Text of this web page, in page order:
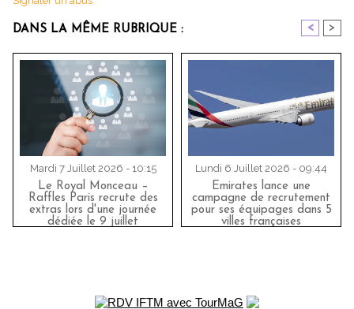
DANS LA MÊME RUBRIQUE : < >
Mardi 7 Juillet 2026 - 10:15
Le Royal Monceau –
Raffles Paris recrute des
extras lors d'une journée
dédiée le 9 juillet
Lundi 6 Juillet 2026 - 09:44
Emirates lance une
campagne de recrutement
pour ses équipages dans 5
villes françaises